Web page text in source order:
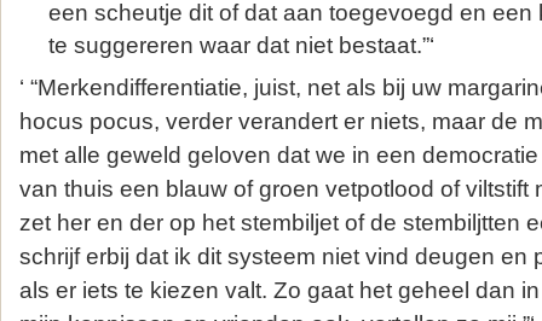
een scheutje dit of dat aan toegevoegd en een
te suggereren waar dat niet bestaat.”‘
‘ “Merkendifferentiatie, juist, net als bij uw
hocus pocus, verder verandert er niets, maar de
met alle geweld geloven dat we in een
van thuis een blauw of groen vetpotlood of viltstift
zet her en der op het stembiljet of de stembiljtten
schrijf erbij dat ik dit systeem niet vind deugen en
als er iets te kiezen valt. Zo gaat het geheel dan